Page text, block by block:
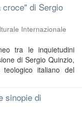
croce" di Sergio
Internazionale
tra le inquietudini
di Sergio Quinzio,
italiano del
sinopie di